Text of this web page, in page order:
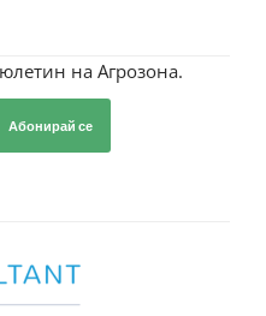
на Агрозона.
Абонирай се